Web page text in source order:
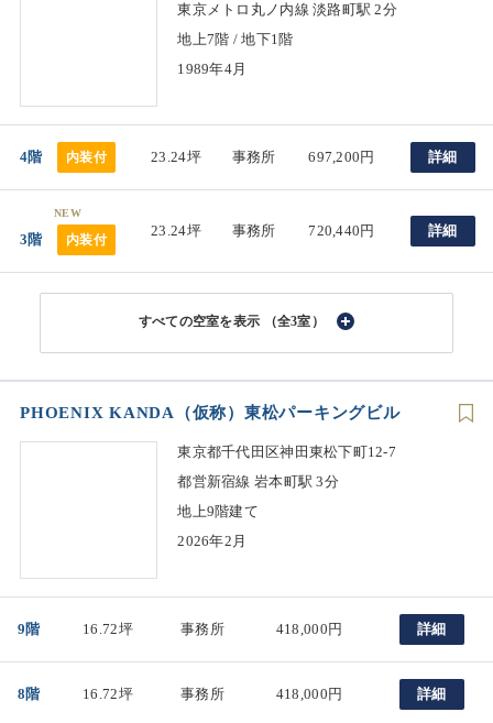
東京メトロ丸ノ内線 淡路町駅 2分
地上7階 / 地下1階
1989年4月
4階 内装付 23.24坪 事務所 697,200円 詳細
NEW
3階 内装付
23.24坪 事務所 720,440円 詳細
（全3室）
PHOENIX KANDA（仮称）東松パーキングビル
東京都千代田区神田東松下町12-7
都営新宿線 岩本町駅 3分
地上9階建て
2026年2月
9階 16.72坪 事務所 418,000円 詳細
8階 16.72坪 事務所 418,000円 詳細